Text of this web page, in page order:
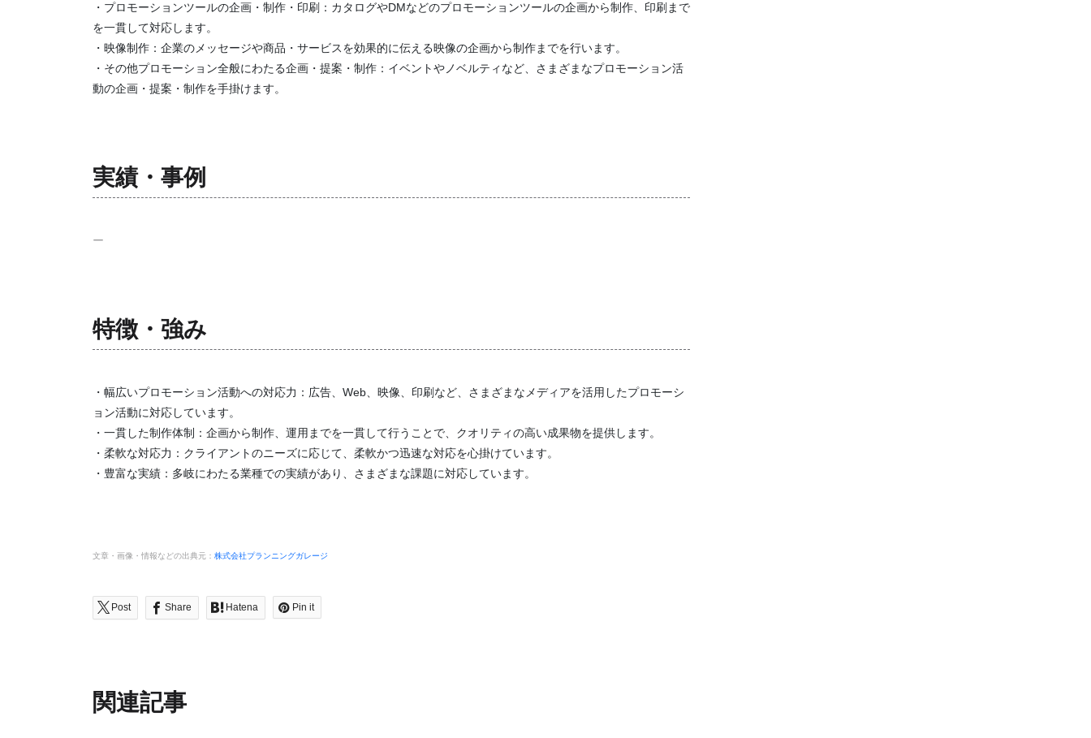
・プロモーションツールの企画・制作・印刷：カタログやDMなどのプロモーションツールの企画から制作、印刷まで
を一貫して対応します。
・映像制作：企業のメッセージや商品・サービスを効果的に伝える映像の企画から制作までを行います。
・その他プロモーション全般にわたる企画・提案・制作：イベントやノベルティなど、さまざまなプロモーション活
動の企画・提案・制作を手掛けます。
実績・事例
ー
特徴・強み
・幅広いプロモーション活動への対応力：広告、Web、映像、印刷など、さまざまなメディアを活用したプロモーシ
ョン活動に対応しています。
・一貫した制作体制：企画から制作、運用までを一貫して行うことで、クオリティの高い成果物を提供します。
・柔軟な対応力：クライアントのニーズに応じて、柔軟かつ迅速な対応を心掛けています。
・豊富な実績：多岐にわたる業種での実績があり、さまざまな課題に対応しています。
文章・画像・情報などの出典元： 株式会社プランニングガレージ
Post Share Hatena Pin it
関連記事